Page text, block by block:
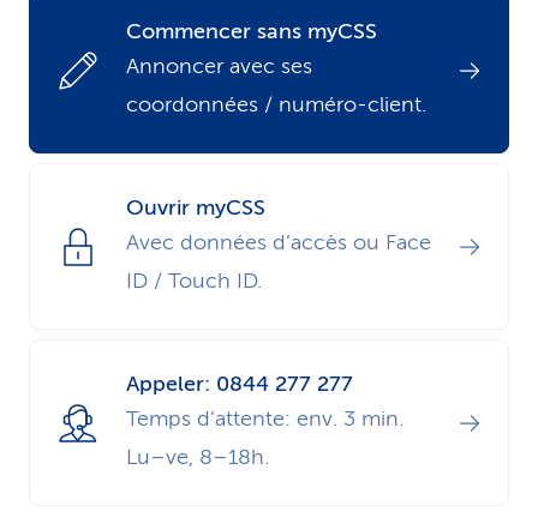
v
i
c
e
Commencer sans myCSS
Annoncer avec ses
coordonnées / numéro-client.
Ouvrir myCSS
Avec données d’accès ou Face
ID / Touch ID.
Appeler: 0844 277 277
Temps d’attente: env. 3 min.
Lu–ve, 8–18h.